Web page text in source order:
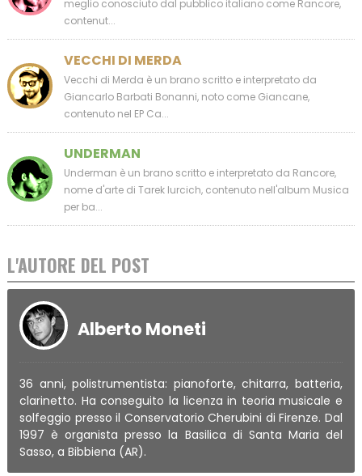
meglio conosciuto dal pubblico italiano come Rancore,
contenut...
VECCHI DI MERDA
Vecchi di Merda è un brano scritto e interpretato da
Giancarlo Barbati Bonanni, noto come Giancane,
contenuto nel EP Ca...
UNDERMAN
Underman è un brano scritto e interpretato da Rancore,
nome d'arte di Tarek Iurcich, contenuto nell'album Musica
per ba...
L'AUTORE DEL POST
Alberto Moneti
36 anni, polistrumentista: pianoforte, chitarra, batteria,
clarinetto. Ha conseguito la licenza in teoria musicale e
solfeggio presso il Conservatorio Cherubini di Firenze. Dal
1997 è organista presso la Basilica di Santa Maria del
Sasso, a Bibbiena (AR).